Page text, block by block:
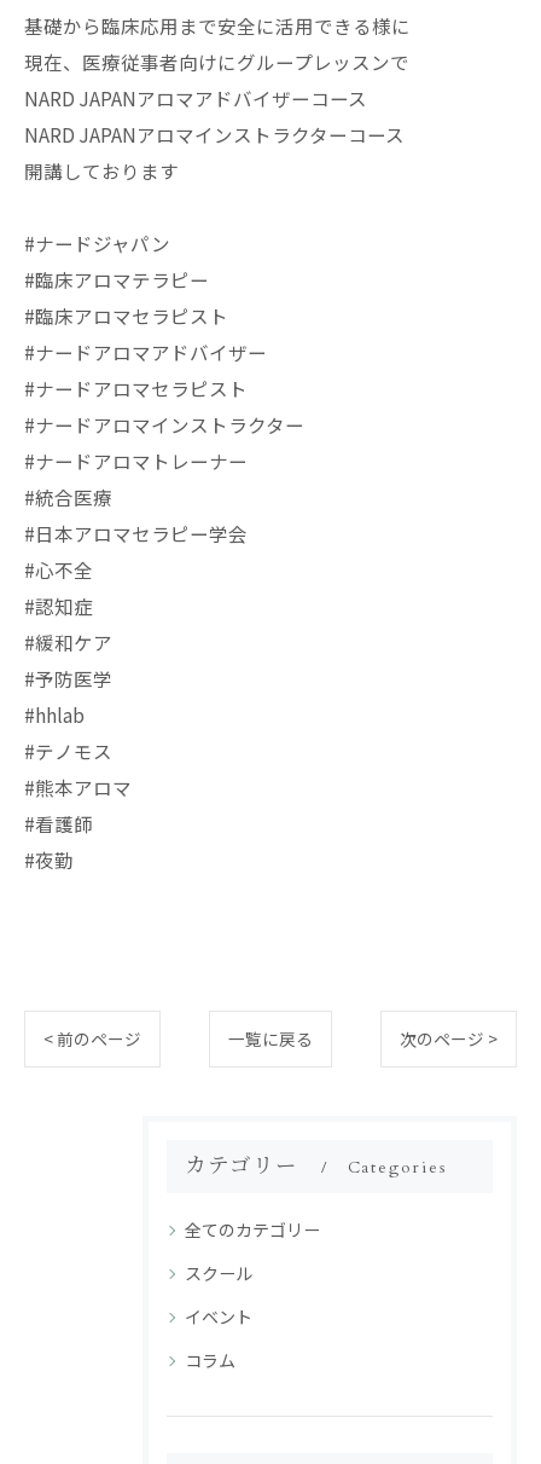
基礎から臨床応用まで安全に活用できる様に
現在、医療従事者向けにグループレッスンで
NARD JAPANアロマアドバイザーコース
NARD JAPANアロマインストラクターコース
開講しております
#ナードジャパン
#臨床アロマテラピー
#臨床アロマセラピスト
#ナードアロマアドバイザー
#ナードアロマセラピスト
#ナードアロマインストラクター
#ナードアロマトレーナー
#統合医療
#日本アロマセラピー学会
#心不全
#認知症
#緩和ケア
#予防医学
#hhlab
#テノモス
#熊本アロマ
#看護師
#夜勤
< 前のページ 一覧に戻る 次のページ >
カテゴリー Categories
全てのカテゴリー
スクール
イベント
コラム